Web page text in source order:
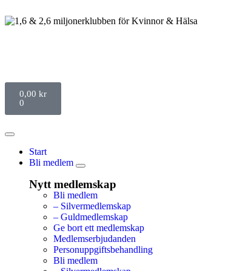
0,00 kr
0
Start
Bli medlem
Nytt medlemskap
Bli medlem
– Silvermedlemskap
– Guldmedlemskap
Ge bort ett medlemskap
Medlemserbjudanden
Personuppgiftsbehandling
Bli medlem